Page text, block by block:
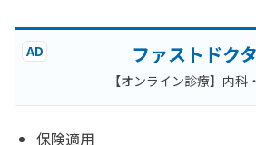
AD ファストドク
【オンライン診療】内科
保険適用